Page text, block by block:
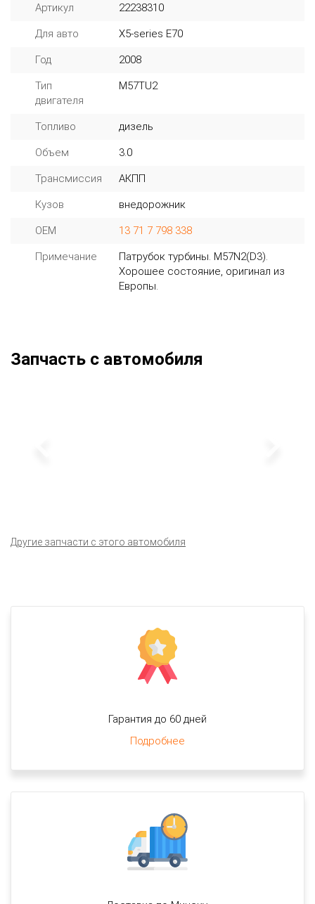
Артикул 22238310
Для авто X5-series E70
Год 2008
Тип
двигателя
M57TU2
Топливо дизель
Объем 3.0
Трансмиссия АКПП
Кузов внедорожник
OEM 13 71 7 798 338
Примечание
Патрубок турбины. M57N2(D3).
Хорошее состояние, оригинал из
Европы.
Запчасть с автомобиля
Другие запчасти с этого автомобиля
Гарантия до 60 дней
Подробнее